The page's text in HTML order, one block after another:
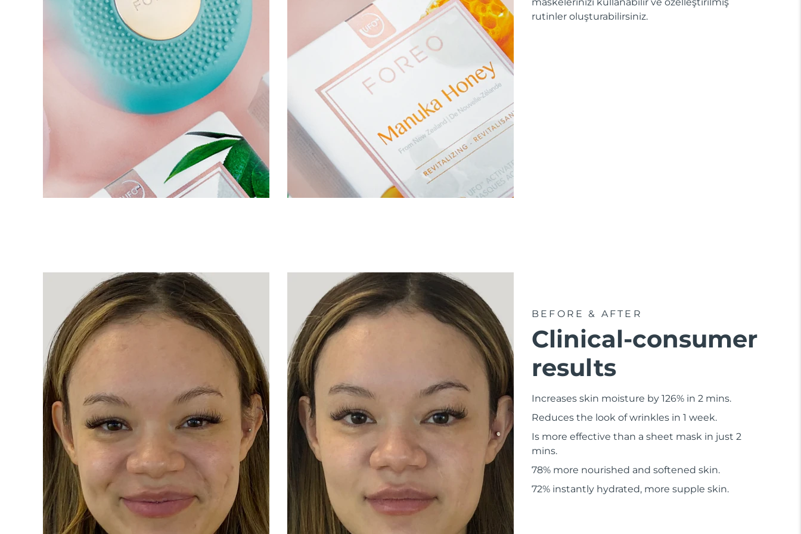
maskelerinizi kullanabilir ve özelleştirilmiş
rutinler oluşturabilirsiniz.
BEFORE & AFTER
Clinical-consumer
results
Increases skin moisture by 126% in 2 mins.
Reduces the look of wrinkles in 1 week.
Is more effective than a sheet mask in just 2
mins.
78% more nourished and softened skin.
72% instantly hydrated, more supple skin.